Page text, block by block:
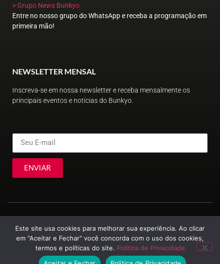
> Grupo News Bunkyo
Entre no nosso grupo do WhatsApp e receba a programação em
primeira mão!
NEWSLETTER MENSAL
Inscreva-se em nossa newsletter e receba mensalmente os
principais eventos e notícias do Bunkyo.
ENVIAR
© Sociedade Brasileira de Cultura Japonesa e de Assistência Social
2023
Este site usa cookies para melhorar sua experiência. Ao clicar
em "Aceitar e Fechar" você concorda com o uso dos cookies,
termos e políticas do site. Política de Privacidade